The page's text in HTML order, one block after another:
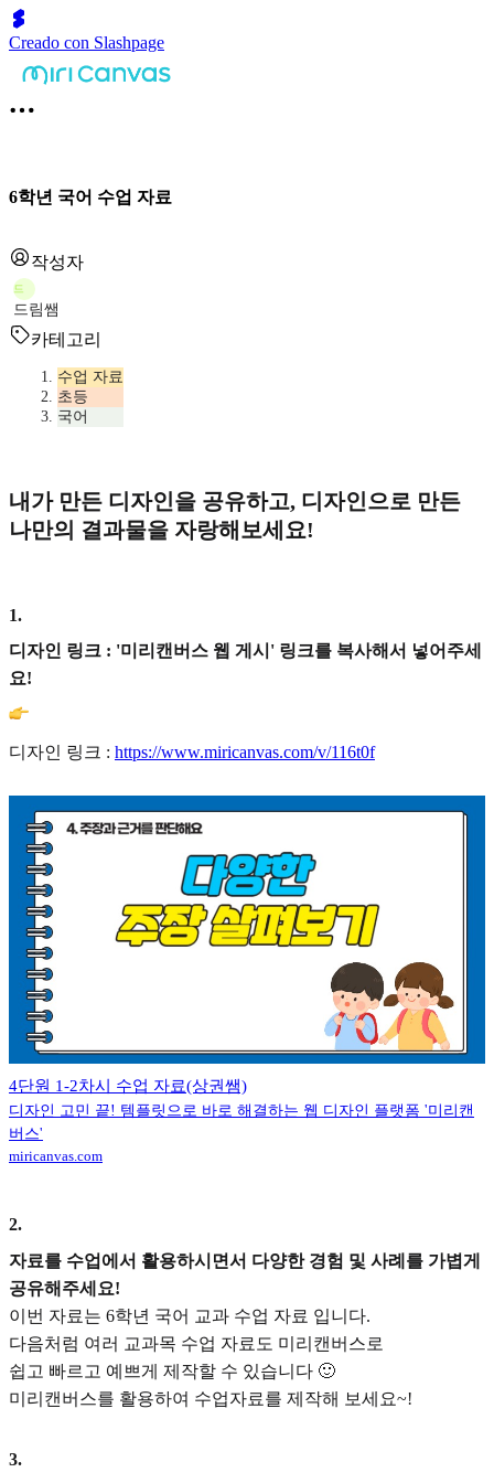
Creado con Slashpage
6학년 국어 수업 자료
작성자
드
드림쌤
카테고리
수업 자료
초등
국어
내가 만든 디자인을 공유하고, 디자인으로 만든
나만의 결과물을 자랑해보세요!
1.
디자인 링크 : '미리캔버스 웹 게시' 링크를 복사해서 넣어주세
요!
디자인 링크 : https://www.miricanvas.com/v/116t0f
4단원 1-2차시 수업 자료(상권쌤)
디자인 고민 끝! 템플릿으로 바로 해결하는 웹 디자인 플랫폼 '미리캔
버스'
miricanvas.com
2.
자료를 수업에서 활용하시면서 다양한 경험 및 사례를 가볍게
공유해주세요!
이번 자료는 6학년 국어 교과 수업 자료 입니다.
다음처럼 여러 교과목 수업 자료도 미리캔버스로
쉽고 빠르고 예쁘게 제작할 수 있습니다 🙂
미리캔버스를 활용하여 수업자료를 제작해 보세요~!
3.